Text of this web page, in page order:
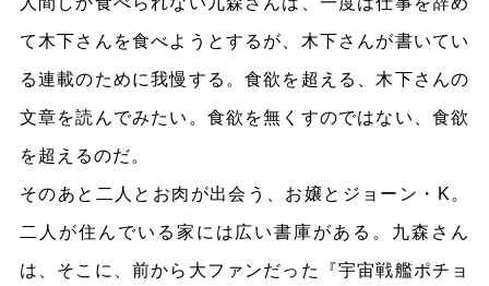
て木下さんを食べようとするが、木下さんが書いてい
る連載のために我慢する。食欲を超える、木下さんの
文章を読んでみたい。食欲を無くすのではない、食欲
を超えるのだ。
そのあと二人とお肉が出会う、お嬢とジョーン・K。
二人が住んでいる家には広い書庫がある。九森さん
は、そこに、前から大ファンだった『宇宙戦艦ポチョ